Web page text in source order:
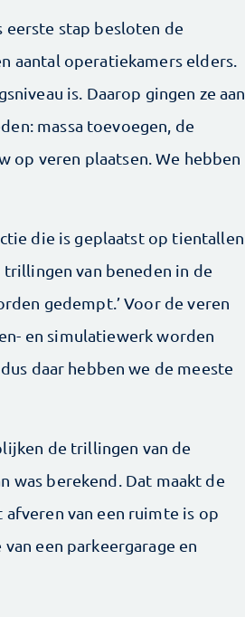
eerste stap besloten de
aantal operatiekamers elders.
is. Daarop gingen ze aan
massa toevoegen, de
op veren plaatsen. We hebben
die is geplaatst op tientallen
trillingen van beneden in de
gedempt.’ Voor de veren
en simulatiewerk worden
daar hebben we de meeste
de trillingen van de
was berekend. Dat maakt de
van een ruimte is op
een parkeergarage en